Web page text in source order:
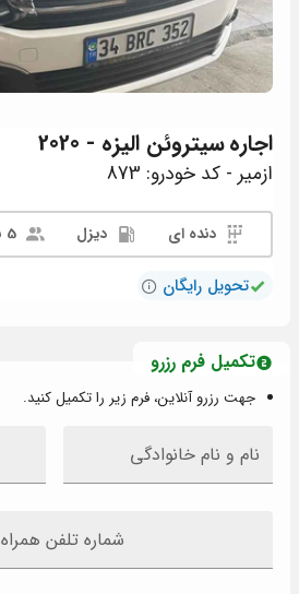
اجارهسیتروئن الیزه - 2020
ازمیر - کد خودرو: 873
دنده ای دیزل
تحویل رایگان
تکمیل فرم رزرو
جهت رزرو آنلاین، فرم زیر را تکمیل کنید.
نام و نام خانوادگی
شماره تلفن همراه